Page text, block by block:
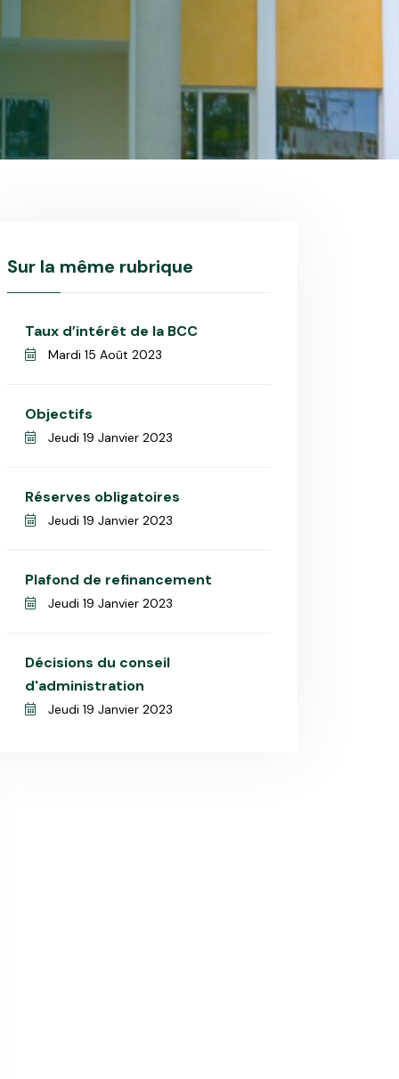
Sur la même rubrique
Taux d’intérêt de la BCC
Mardi 15 Août 2023
Objectifs
Jeudi 19 Janvier 2023
Réserves obligatoires
Jeudi 19 Janvier 2023
Plafond de refinancement
Jeudi 19 Janvier 2023
Décisions du conseil
d'administration
Jeudi 19 Janvier 2023